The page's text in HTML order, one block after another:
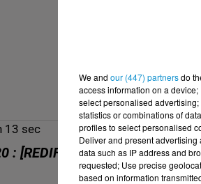
13 sec
: [REDIFF] LE GRAS DR
We and our (447) partnersdo
access information on a
select personalised
statistics or combinations of
profiles to select personalised
Deliver and present
data such as IP address and
requested; Use precise
based on information